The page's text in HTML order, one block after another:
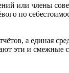
или члены
по
а единая
эти и смежные